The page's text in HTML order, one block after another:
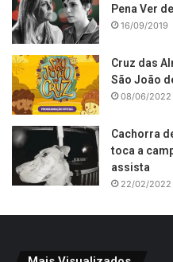
Pena Ver
16/09/2019
Cruz das
São João
08/06/2022
Cachorra
toca a
assista
22/02/2022